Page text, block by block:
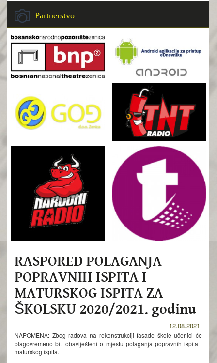
Partnerstvo
RASPORED POLAGANJA
POPRAVNIH ISPITA I
MATURSKOG ISPITA ZA
ŠKOLSKU 2020/2021. godinu
12.08.2021.
NAPOMENA: Zbog radova na rekonstrukciji fasade škole učenici će
blagovremeno biti obaviješteni o mjestu polaganja popravnih ispita i
maturskog ispita.